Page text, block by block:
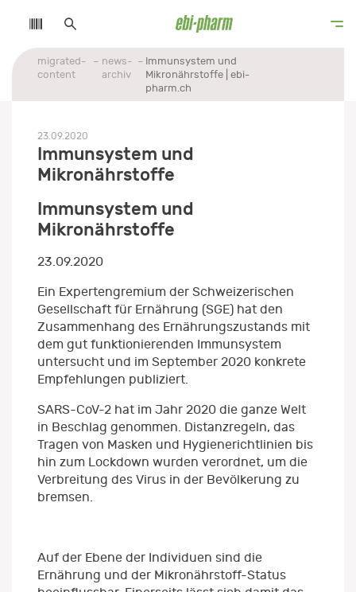
migrated-
content
news-
archiv
Immunsystem und
Mikronährstoffe | ebi-
pharm.ch
23.09.2020
Immunsystem und
Mikronährstoffe
Immunsystem und
Mikronährstoffe
23.09.2020
Ein Expertengremium der Schweizerischen
Gesellschaft für Ernährung (SGE) hat den
Zusammenhang des Ernährungszustands mit
dem gut funktionierenden Immunsystem
untersucht und im September 2020 konkrete
Empfehlungen publiziert.
SARS-CoV-2 hat im Jahr 2020 die ganze Welt
in Beschlag genommen. Distanzregeln, das
Tragen von Masken und Hygienerichtlinien bis
hin zum Lockdown wurden verordnet, um die
Verbreitung des Virus in der Bevölkerung zu
bremsen.
Auf der Ebene der Individuen sind die
Ernährung und der Mikronährstoff-Status